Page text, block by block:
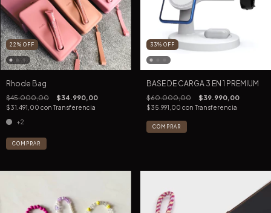
22 % OFF
Rhode Bag
$45.000,00 $34.990,00
$31.491,00 con Transferencia
+2
COMPRAR
33% OFF
BASE DE CARGA 3 EN 1 PREMIUM
$60.000,00 $39.990,00
$35.991,00 con Transferencia